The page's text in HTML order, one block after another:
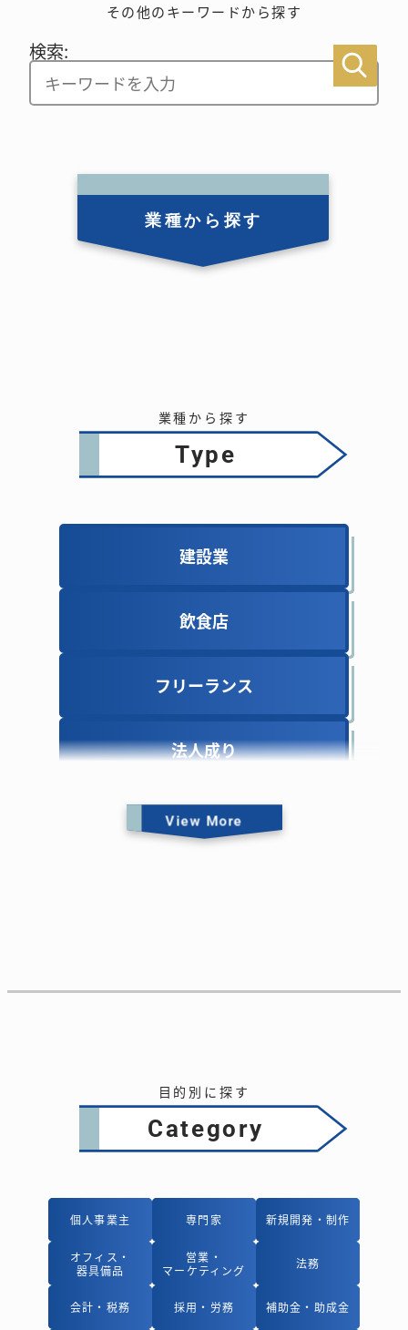
その他のキーワードから探す
検索:
業種から探す
業種から探す
type
建設業
建設業
飲食店
飲食店
フリーランス
フリーランス
法人成り
法人成り
View More
目的別に探す
Category
個人事業主
個人事業主 専門家
専門家 新規開発・制作
新規開発・制作
オフィス・
器具備品
オフィス・
器具備品
営業・
マーケティング
営業・
マーケティング
法務
法務
会計・税務
会計・税務 採用・労務
採用・労務 補助金・助成金
補助金・助成金